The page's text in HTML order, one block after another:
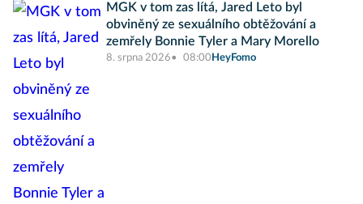
MGK v tom zas lítá, Jared Leto byl
obviněný ze sexuálního obtěžování a
zemřely Bonnie Tyler a Mary Morello
8. srpna 2026 08:00 HeyFomo